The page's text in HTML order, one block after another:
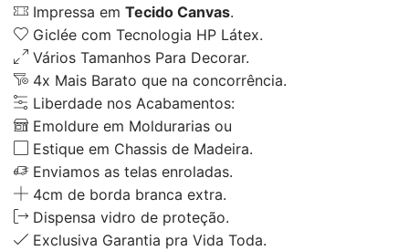
Impressa em Tecido Canvas.
Giclée com Tecnologia HP Látex.
Vários Tamanhos Para Decorar.
4x Mais Barato que na concorrência.
Liberdade nos Acabamentos:
Emoldure em Moldurarias ou
Estique em Chassis de Madeira.
Enviamos as telas enroladas.
4cm de borda branca extra.
Dispensa vidro de proteção.
Exclusiva Garantia pra Vida Toda.